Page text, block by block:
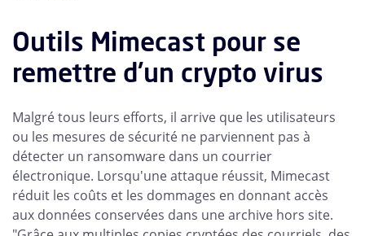
Outils Mimecast pour se
remettre d'un crypto virus
Malgré tous leurs efforts, il arrive que les utilisateurs
ou les mesures de sécurité ne parviennent pas à
détecter un ransomware dans un courrier
électronique. Lorsqu'une attaque réussit, Mimecast
réduit les coûts et les dommages en donnant accès
aux données conservées dans une archive hors site.